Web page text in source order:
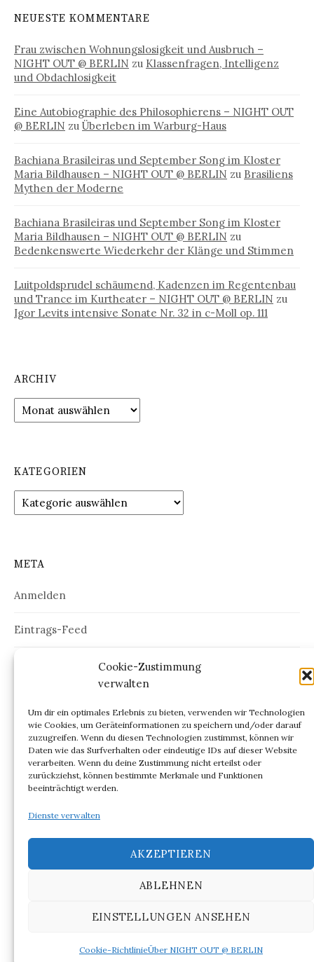
Cookie-Zustimmung
verwalten
Um dir ein optimales Erlebnis zu bieten, verwenden wir Technologien
wie Cookies, um Geräteinformationen zu speichern und/oder darauf
zuzugreifen. Wenn du diesen Technologien zustimmst, können wir
Daten wie das Surfverhalten oder eindeutige IDs auf dieser Website
verarbeiten. Wenn du deine Zustimmung nicht erteilst oder
zurückziehst, können bestimmte Merkmale und Funktionen
beeinträchtigt werden.
Dienste verwalten
AKZEPTIEREN
ABLEHNEN
EINSTELLUNGEN ANSEHEN
Cookie-RichtlinieÜber NIGHT OUT @ BERLIN
NEUESTE KOMMENTARE
Frau zwischen Wohnungslosigkeit und Ausbruch –
NIGHT OUT @ BERLIN zu Klassenfragen, Intelligenz
und Obdachlosigkeit
Eine Autobiographie des Philosophierens – NIGHT OUT
@ BERLIN zu Überleben im Warburg-Haus
Bachiana Brasileiras und September Song im Kloster
Maria Bildhausen – NIGHT OUT @ BERLIN zu Brasiliens
Mythen der Moderne
Bachiana Brasileiras und September Song im Kloster
Maria Bildhausen – NIGHT OUT @ BERLIN zu
Bedenkenswerte Wiederkehr der Klänge und Stimmen
Luitpoldsprudel schäumend, Kadenzen im Regentenbau
und Trance im Kurtheater – NIGHT OUT @ BERLIN zu
Igor Levits intensive Sonate Nr. 32 in c-Moll op. 111
ARCHIV
Archiv
KATEGORIEN
Kategorien
META
Anmelden
Eintrags-Feed
Kommentar-Feed
ARCHIV
Archiv
© 2026NIGHT OUT @ BERLIN